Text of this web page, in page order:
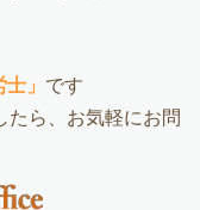
士」 です
たら、お気軽にお問